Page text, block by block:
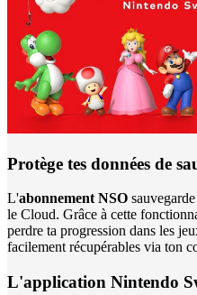
Protège tes données de
L'abonnement NSO
le Cloud. Grâce à cette
perdre ta progression dans les
facilement récupérables via ton
L'application Nintendo